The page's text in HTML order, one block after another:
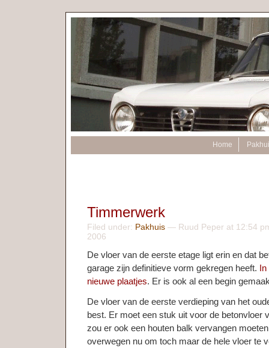
Home
Timmerwerk
Filed under: Pakhuis — Ruud Peper at 12:54
2006
De vloer van de eerste etage ligt erin en dat
garage zijn definitieve vorm gekregen heeft.
nieuwe plaatjes. Er is ook al een begin
De vloer van de eerste verdieping van het
best. Er moet een stuk uit voor de betonvloer
zou er ook een houten balk vervangen
overwegen nu om toch maar de hele vloer te